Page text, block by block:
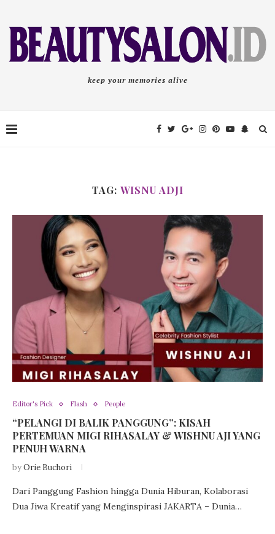
keep your memories alive
TAG: WISNU ADJI
Editor's Pick Flash People
“PELANGI DI BALIK PANGGUNG”: KISAH
PERTEMUAN MIGI RIHASALAY & WISHNU AJI YANG
PENUH WARNA
byOrie Buchori
Dari Panggung Fashion hingga Dunia Hiburan, Kolaborasi
Dua Jiwa Kreatif yang Menginspirasi JAKARTA – Dunia…